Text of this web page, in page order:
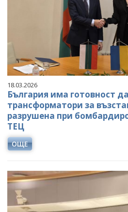
18.03.2026
България има готовност
трансформатори за
разрушена при
ТЕЦ
ОЩЕ